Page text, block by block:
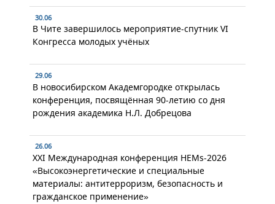
30.06
В Чите завершилось мероприятие-спутник VI
Конгресса молодых учёных
29.06
В новосибирском Академгородке открылась
конференция, посвящённая 90-летию со дня
рождения академика Н.Л. Добрецова
26.06
XXI Международная конференция HEMs-2026
«Высокоэнергетические и специальные
материалы: антитерроризм, безопасность и
гражданское применение»